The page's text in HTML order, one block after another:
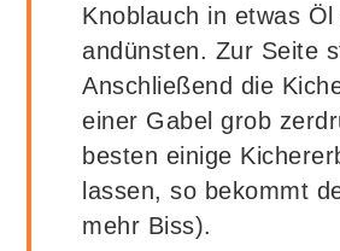
Knoblauch in etwas Öl
andünsten. Zur Seite
Anschließend die
einer Gabel grob
besten einige
lassen, so bekommt
mehr Biss).